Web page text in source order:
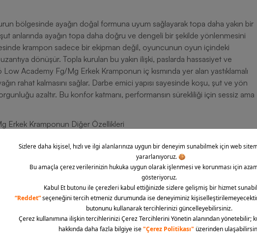
bölgesinde ayağın doğal formuna uyum sağlayarak topa daha yakın bir
anlarında ayağın topa daha doğru ve dengeli bir şekilde yönlenmesini
krampon sadece bir ekipman değil, oyuncunun oyun içindeki
dönüşür. Topla kurulan bu yakın ilişki, paslarda hassasiyet ve
Low Academy Fg/Mg Erkek Kramponun iç kısmında yer alan yastıklamalı
rahat kalmasını sağlar. Darbe emici yapısı sayesinde koşu, şut ve yön
azaltır. Bu konfor katmanı, performansın sürekliliği için sessiz ama
Erkek Kramponun Diğer Özellikleri
Kramponu, futbola uygun tasarlanmıştır.
dokunuş sağlar.
koşulunda kontrol sunar.
dengeyi artırır.
uyum sağlar.
sunar.
sağlar.